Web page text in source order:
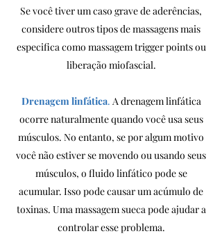
Se você tiver um caso grave de aderências,
considere outros tipos de massagens mais
especifica como massagem trigger points ou
liberação miofascial.
Drenagem linfática. A drenagem linfática
ocorre naturalmente quando você usa seus
músculos. No entanto, se por algum motivo
você não estiver se movendo ou usando seus
músculos, o fluido linfático pode se
acumular. Isso pode causar um acúmulo de
toxinas. Uma massagem sueca pode ajudar a
controlar esse problema.